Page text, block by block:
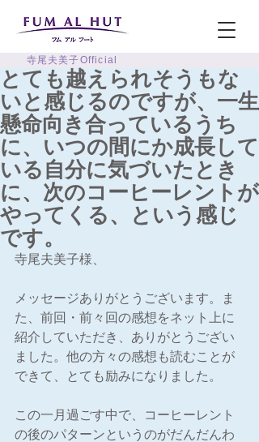
寺尾夫美子Official
とても越えられそうもな
いと感じるのですが、一生
懸命向き合っているうち
に、いつの間にか成長して
いる自分に気づいたとき
に、次のコーヒーレントが
やってくる、という感じ
です。
寺尾夫美子様、
メッセージありがとうございます。ま
た、前回・前々回の感想をネット上に
紹介していただき、ありがとうござい
ました。他の方々の感想も読むことが
できて、とても励みになりました。
この一月過ごす中で、コーヒーレント
の後のパターンというのがだんだんわ